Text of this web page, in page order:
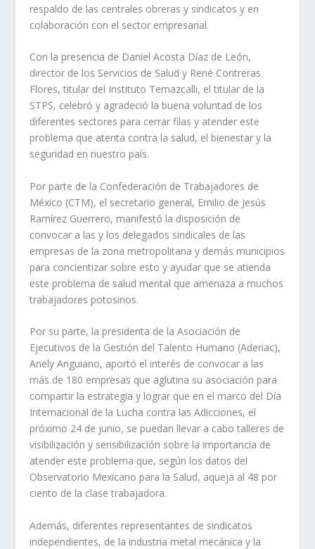
respaldo de las centrales obreras y sindicatos y en
colaboración con el sector empresarial.
Con la presencia de Daniel Acosta Díaz de León,
director de los Servicios de Salud y René Contreras
Flores, titular del Instituto Temazcalli, el titular de la
STPS, celebró y agradeció la buena voluntad de los
diferentes sectores para cerrar filas y atender este
problema que atenta contra la salud, el bienestar y la
seguridad en nuestro país.
Por parte de la Confederación de Trabajadores de
México (CTM), el secretario general, Emilio de Jesús
Ramírez Guerrero, manifestó la disposición de
convocar a las y los delegados sindicales de las
empresas de la zona metropolitana y demás municipios
para concientizar sobre esto y ayudar que se atienda
este problema de salud mental que amenaza a muchos
trabajadores potosinos.
Por su parte, la presidenta de la Asociación de
Ejecutivos de la Gestión del Talento Humano (Aderiac),
Anely Anguiano, aportó el interés de convocar a las
más de 180 empresas que aglutina su asociación para
compartir la estrategia y lograr que en el marco del Día
Internacional de la Lucha contra las Adicciones, el
próximo 24 de junio, se puedan llevar a cabo talleres de
visibilización y sensibilización sobre la importancia de
atender este problema que, según los datos del
Observatorio Mexicano para la Salud, aqueja al 48 por
ciento de la clase trabajadora.
Además, diferentes representantes de sindicatos
independientes, de la industria metal mecánica y la